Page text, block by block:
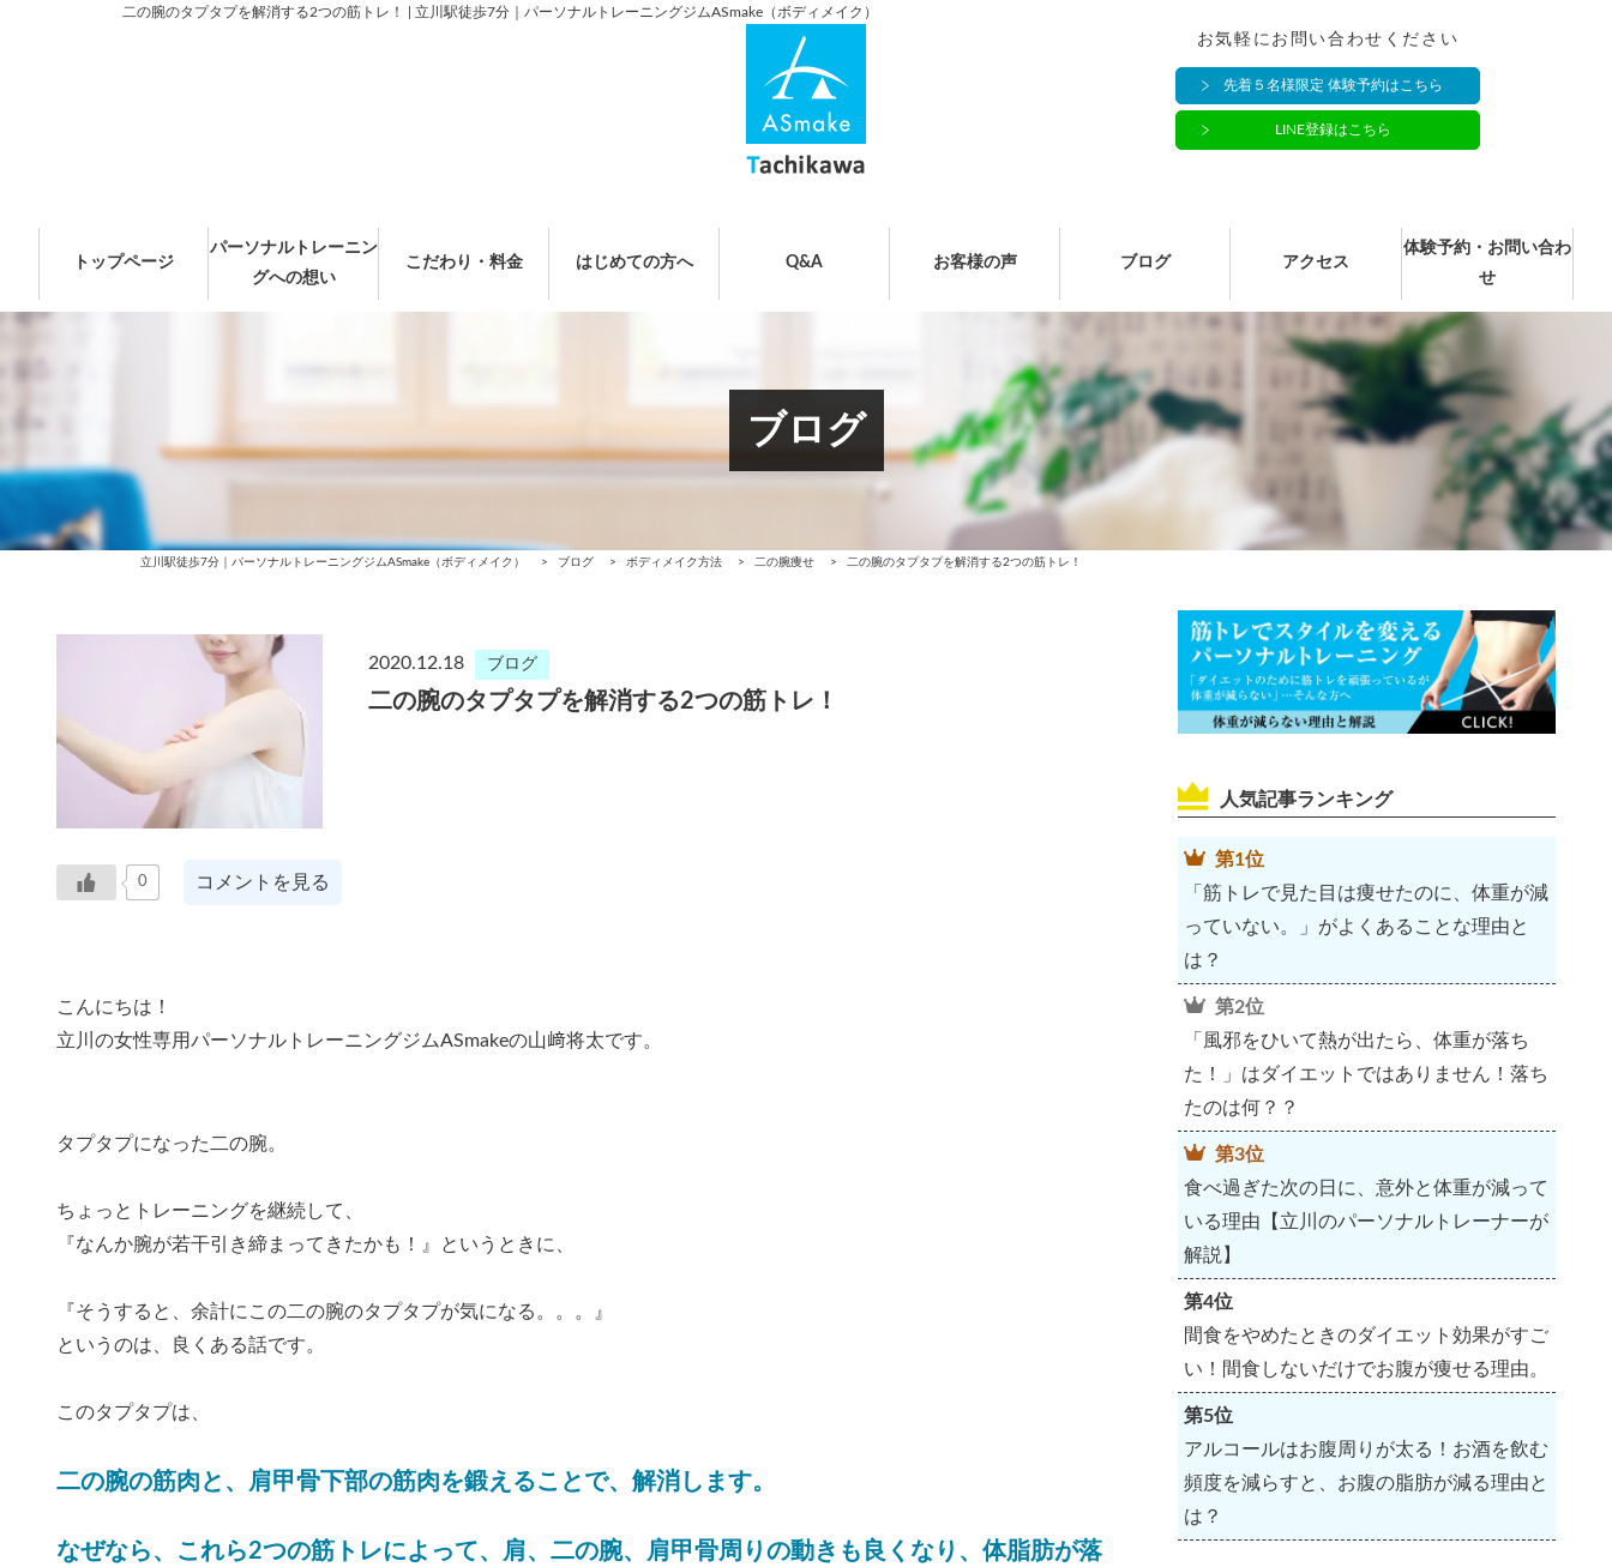
二の腕のタプタプを解消する2つの筋トレ！ | 立川駅徒歩7分｜パーソナルトレーニングジムASmake（ボディメイク）
お気軽にお問い合わせください
先着５名様限定 体験予約はこちら
LINE登録はこちら
トップページ
パーソナルトレーニン
グへの想い
こだわり・料金 はじめての方へ Q&A お客様の声 ブログ アクセス
体験予約・お問い合わ
せ
ブログ
立川駅徒歩7分｜パーソナルトレーニングジムASmake（ボディメイク） > ブログ > ボディメイク方法 > 二の腕痩せ > 二の腕のタプタプを解消する2つの筋トレ！
2020.12.18 ブログ
二の腕のタプタプを解消する2つの筋トレ！
0 コメントを見る
こんにちは！
立川の女性専用パーソナルトレーニングジムASmakeの山﨑将太です。
タプタプになった二の腕。
ちょっとトレーニングを継続して、
『なんか腕が若干引き締まってきたかも！』というときに、
『そうすると、余計にこの二の腕のタプタプが気になる。。。』
というのは、良くある話です。
このタプタプは、
二の腕の筋肉と、肩甲骨下部の筋肉を鍛えることで、解消します。
なぜなら、これら2つの筋トレによって、肩、二の腕、肩甲骨周りの動きも良くなり、体脂肪が落
人気記事ランキング
第1位
「筋トレで見た目は痩せたのに、体重が減
っていない。」がよくあることな理由と
は？
第2位
「風邪をひいて熱が出たら、体重が落ち
た！」はダイエットではありません！落ち
たのは何？？
第3位
食べ過ぎた次の日に、意外と体重が減って
いる理由【立川のパーソナルトレーナーが
解説】
第4位
間食をやめたときのダイエット効果がすご
い！間食しないだけでお腹が痩せる理由。
第5位
アルコールはお腹周りが太る！お酒を飲む
頻度を減らすと、お腹の脂肪が減る理由と
は？